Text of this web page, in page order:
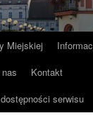
Miejskiej
Kontakt
serwisu